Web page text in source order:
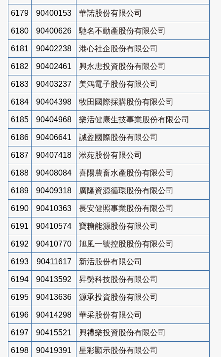
6179 90400153 華諾股份有限公司
6180 90400626 馳名不動產股份有限公司
6181 90402238 港心社企股份有限公司
6182 90402461 興永忠投資股份有限公司
6183 90403237 美鴻電子股份有限公司
6184 90404398 牧田國際採購股份有限公司
6185 90404968 樂活健康生技事業股份有限公司
6186 90406641 誠盈國際股份有限公司
6187 90407418 淞苑股份有限公司
6188 90408084 喜陽農畜水產股份有限公司
6189 90409318 廣隆資源循環股份有限公司
6190 90410363 長安健照事業股份有限公司
6191 90410574 寶糖能源股份有限公司
6192 90410770 旭風一號控股股份有限公司
6193 90411617 新活股份有限公司
6194 90413592 昇勢科技股份有限公司
6195 90413636 源承投資股份有限公司
6196 90414298 華采股份有限公司
6197 90415521 興禮樂投資股份有限公司
6198 90419391 星彩顯示股份有限公司